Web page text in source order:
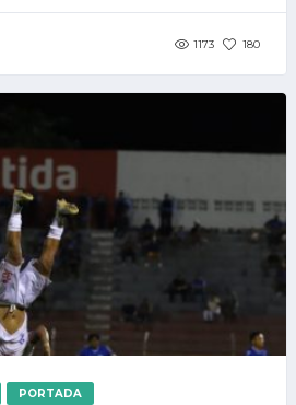
1173 180
PORTADA